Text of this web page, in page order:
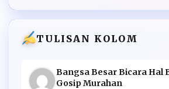
TULISAN KOLOM
Bangsa Besar Bicara Hal
Gosip Murahan